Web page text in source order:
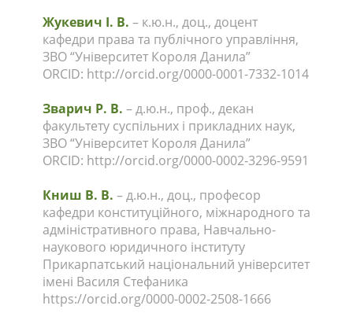
Жукевич І. В. – к.ю.н., доц., доцент
кафедри права та публічного управління,
ЗВО “Університет Короля Данила”
ORCID: http://orcid.org/0000-0001-7332-1014
Зварич Р. В. – д.ю.н., проф., декан
факультету суспільних і прикладних наук,
ЗВО “Університет Короля Данила”
ORCID: http://orcid.org/0000-0002-3296-9591
Книш В. В. – д.ю.н., доц., професор
кафедри конституційного, міжнародного та
адміністративного права, Навчально-
наукового юридичного інституту
Прикарпатський національний університет
імені Василя Стефаника
https://orcid.org/0000-0002-2508-1666